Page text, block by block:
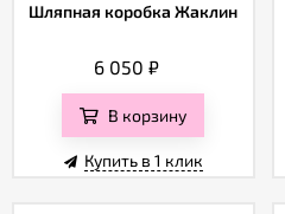
Шляпная коробка Жаклин
6 050 ₽
В корзину
Купить в 1 клик